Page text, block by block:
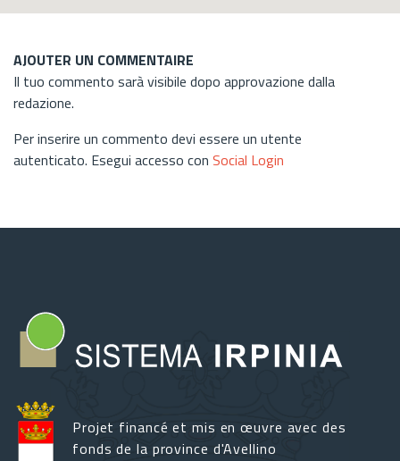
AJOUTER UN COMMENTAIRE
Il tuo commento sarà visibile dopo approvazione dalla
redazione.
Per inserire un commento devi essere un utente
autenticato. Esegui accesso con Social Login
Projet financé et mis en œuvre avec des
fonds de la province d'Avellino